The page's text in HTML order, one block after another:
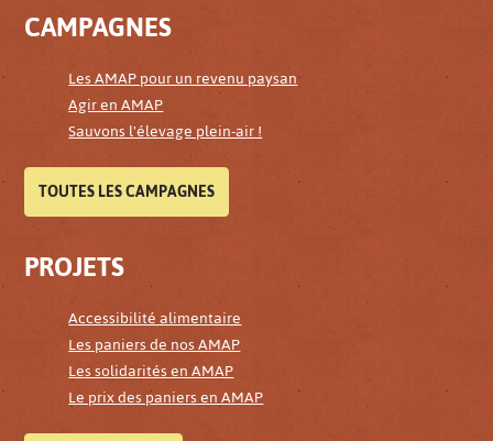
CAMPAGNES
Les AMAP pour un revenu paysan
Agir en AMAP
Sauvons l'élevage plein-air !
TOUTES LES CAMPAGNES
PROJETS
Accessibilité alimentaire
Les paniers de nos AMAP
Les solidarités en AMAP
Le prix des paniers en AMAP